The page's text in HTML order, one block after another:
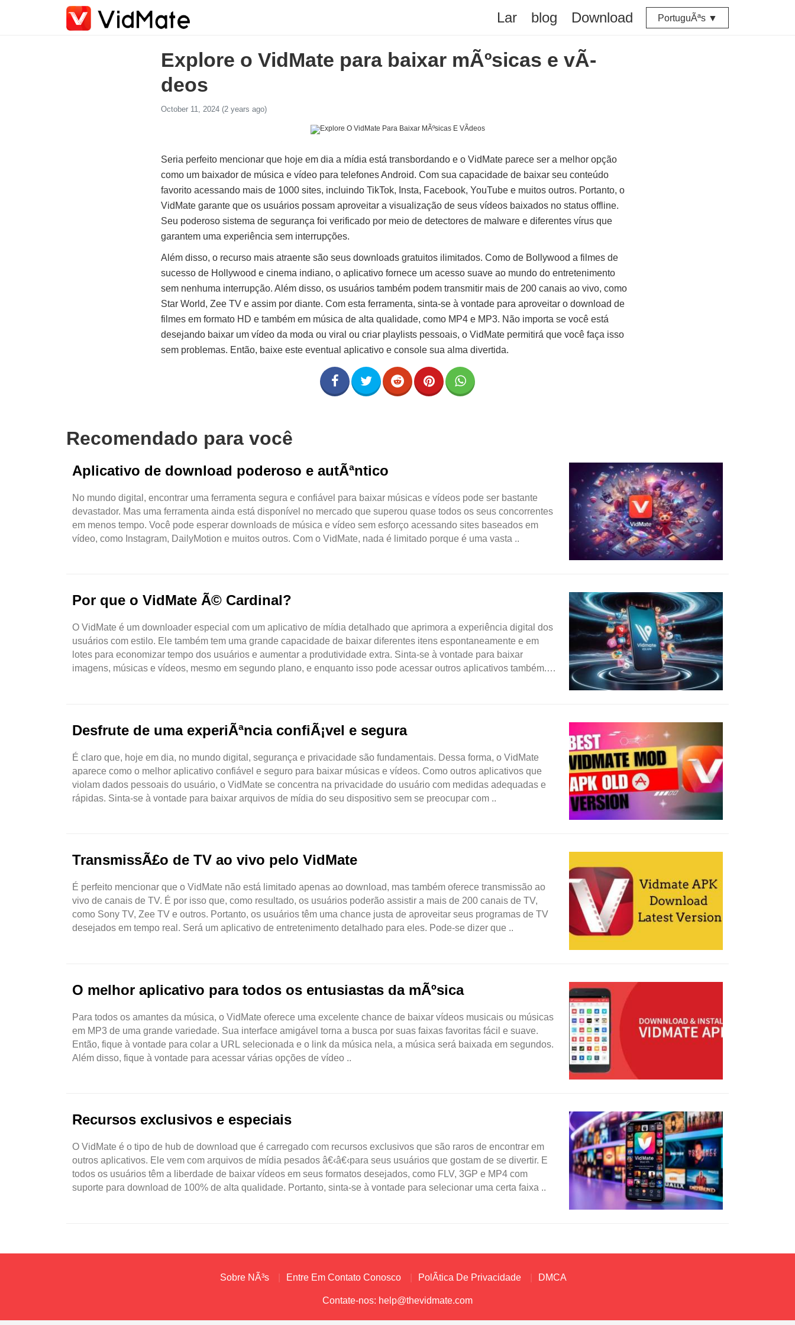
Lar blog Download PortuguÃªs ▼
Explore o VidMate para baixar mÃºsicas e vÃ­
deos
October 11, 2024 (2 years ago)
Seria perfeito mencionar que hoje em dia a mídia está transbordando e o VidMate parece ser a melhor opção
como um baixador de música e vídeo para telefones Android. Com sua capacidade de baixar seu conteúdo
favorito acessando mais de 1000 sites, incluindo TikTok, Insta, Facebook, YouTube e muitos outros. Portanto, o
VidMate garante que os usuários possam aproveitar a visualização de seus vídeos baixados no status offline.
Seu poderoso sistema de segurança foi verificado por meio de detectores de malware e diferentes vírus que
garantem uma experiência sem interrupções.
Além disso, o recurso mais atraente são seus downloads gratuitos ilimitados. Como de Bollywood a filmes de
sucesso de Hollywood e cinema indiano, o aplicativo fornece um acesso suave ao mundo do entretenimento
sem nenhuma interrupção. Além disso, os usuários também podem transmitir mais de 200 canais ao vivo, como
Star World, Zee TV e assim por diante. Com esta ferramenta, sinta-se à vontade para aproveitar o download de
filmes em formato HD e também em música de alta qualidade, como MP4 e MP3. Não importa se você está
desejando baixar um vídeo da moda ou viral ou criar playlists pessoais, o VidMate permitirá que você faça isso
sem problemas. Então, baixe este eventual aplicativo e console sua alma divertida.
Recomendado para você
Aplicativo de download poderoso e autÃªntico
No mundo digital, encontrar uma ferramenta segura e confiável para baixar músicas e vídeos pode ser bastante
devastador. Mas uma ferramenta ainda está disponível no mercado que superou quase todos os seus concorrentes
em menos tempo. Você pode esperar downloads de música e vídeo sem esforço acessando sites baseados em
vídeo, como Instagram, DailyMotion e muitos outros. Com o VidMate, nada é limitado porque é uma vasta ..
Por que o VidMate Ã© Cardinal?
O VidMate é um downloader especial com um aplicativo de mídia detalhado que aprimora a experiência digital dos
usuários com estilo. Ele também tem uma grande capacidade de baixar diferentes itens espontaneamente e em
lotes para economizar tempo dos usuários e aumentar a produtividade extra. Sinta-se à vontade para baixar
imagens, músicas e vídeos, mesmo em segundo plano, e enquanto isso pode acessar outros aplicativos também.
Desfrute de uma experiÃªncia confiÃ¡vel e segura
É claro que, hoje em dia, no mundo digital, segurança e privacidade são fundamentais. Dessa forma, o VidMate
aparece como o melhor aplicativo confiável e seguro para baixar músicas e vídeos. Como outros aplicativos que
violam dados pessoais do usuário, o VidMate se concentra na privacidade do usuário com medidas adequadas e
rápidas. Sinta-se à vontade para baixar arquivos de mídia do seu dispositivo sem se preocupar com ..
TransmissÃ£o de TV ao vivo pelo VidMate
É perfeito mencionar que o VidMate não está limitado apenas ao download, mas também oferece transmissão ao
vivo de canais de TV. É por isso que, como resultado, os usuários poderão assistir a mais de 200 canais de TV,
como Sony TV, Zee TV e outros. Portanto, os usuários têm uma chance justa de aproveitar seus programas de TV
desejados em tempo real. Será um aplicativo de entretenimento detalhado para eles. Pode-se dizer que ..
O melhor aplicativo para todos os entusiastas da mÃºsica
Para todos os amantes da música, o VidMate oferece uma excelente chance de baixar vídeos musicais ou músicas
em MP3 de uma grande variedade. Sua interface amigável torna a busca por suas faixas favoritas fácil e suave.
Então, fique à vontade para colar a URL selecionada e o link da música nela, a música será baixada em segundos.
Além disso, fique à vontade para acessar várias opções de vídeo ..
Recursos exclusivos e especiais
O VidMate é o tipo de hub de download que é carregado com recursos exclusivos que são raros de encontrar em
outros aplicativos. Ele vem com arquivos de mídia pesados â€‹â€‹para seus usuários que gostam de se divertir. E
todos os usuários têm a liberdade de baixar vídeos em seus formatos desejados, como FLV, 3GP e MP4 com
suporte para download de 100% de alta qualidade. Portanto, sinta-se à vontade para selecionar uma certa faixa ..
Sobre NÃ³s Entre Em Contato Conosco PolÃ­tica De Privacidade DMCA
Contate-nos: help@thevidmate.com